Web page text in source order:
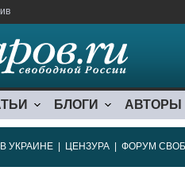
БЛОГИ АВТОРЫ
УКРАИНЕ ЦЕНЗУРА ФОРУМ